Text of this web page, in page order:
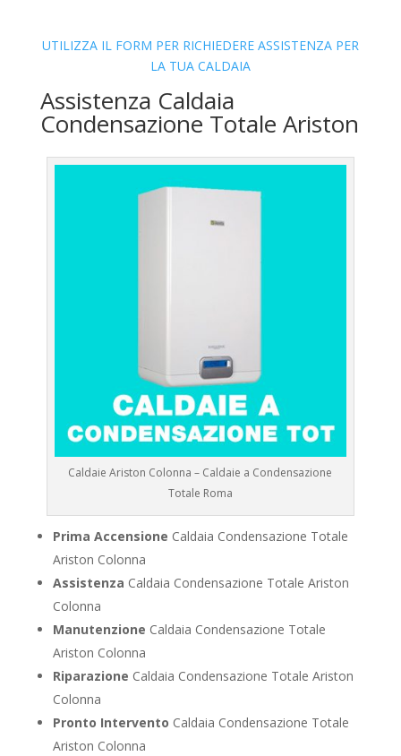
UTILIZZA IL FORM PER RICHIEDERE ASSISTENZA PER
LA TUA CALDAIA
Assistenza Caldaia
Condensazione Totale Ariston
Caldaie Ariston Colonna – Caldaie a Condensazione
Totale Roma
Prima Accensione Caldaia Condensazione Totale
Ariston Colonna
Assistenza Caldaia Condensazione Totale Ariston
Colonna
Manutenzione Caldaia Condensazione Totale
Ariston Colonna
Riparazione Caldaia Condensazione Totale Ariston
Colonna
Pronto Intervento Caldaia Condensazione Totale
Ariston Colonna